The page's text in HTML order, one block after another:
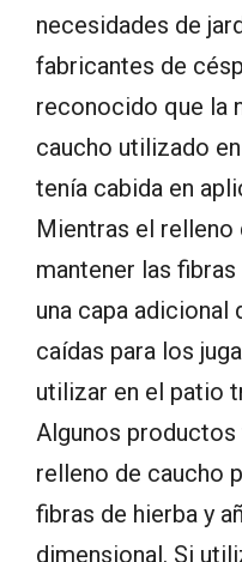
necesidades de
fabricantes de
reconocido que la
caucho utilizado
tenía cabida en
Mientras el relleno
mantener las fibras
una capa adicional
caídas para los
utilizar en el patio
Algunos
relleno de caucho
fibras de hierba y
dimensional. Si